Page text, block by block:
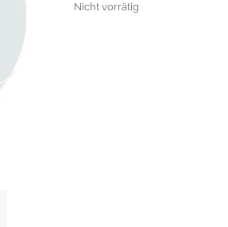
Nicht vorrätig